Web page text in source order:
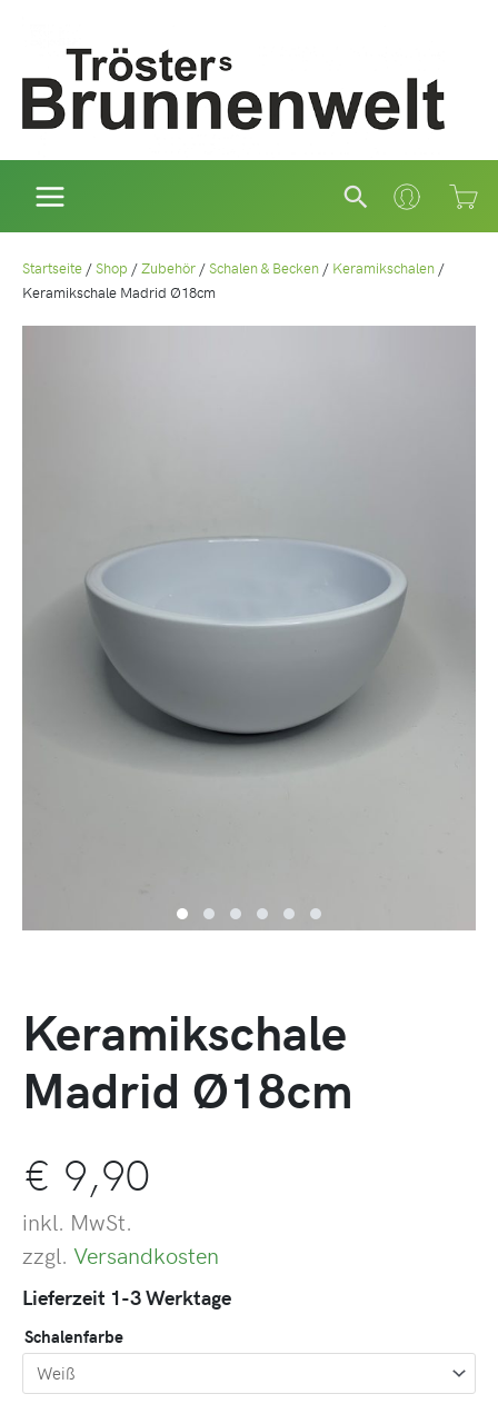
Suchen
Startseite /Shop /Zubehör /Schalen & Becken / Keramikschalen /
Keramikschale Madrid Ø18cm
Keramikschale
Madrid Ø18cm
€ 9,90
inkl. MwSt.
zzgl. Versandkosten
Lieferzeit 1-3 Werktage
Schalenfarbe